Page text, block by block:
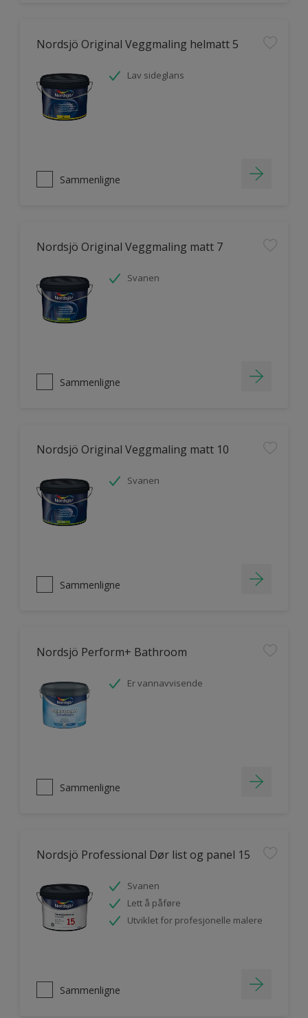
Nordsjö Original Veggmaling helmatt 5
Lav sideglans
Sammenligne
Nordsjö Original Veggmaling matt 7
Svanen
Sammenligne
Nordsjö Original Veggmaling matt 10
Svanen
Sammenligne
Nordsjö Perform+ Bathroom
Er vannavvisende
Sammenligne
Nordsjö Professional Dør list og panel 15
Svanen
Lett å påføre
Utviklet for profesjonelle malere
Sammenligne